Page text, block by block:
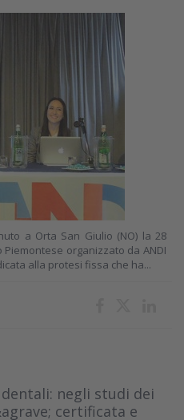
a Orta San Giulio (NO) la 28
organizzato da ANDI
alla protesi fissa che ha...
negli studi dei
certificata e